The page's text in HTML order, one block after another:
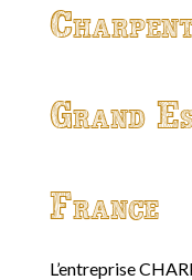
Grand
France
L’entreprise